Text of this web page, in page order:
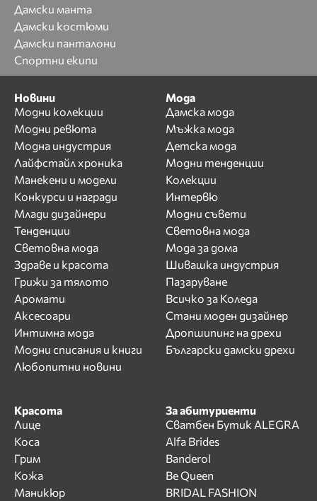
Дамски манта
Дамски костюми
Дамски панталони
Спортни екипи
Новини
Модни колекции
Модни ревюта
Модна индустрия
Лайфстайл хроника
Манекени и модели
Конкурси и награди
Млади дизайнери
Тенденции
Световна мода
Здраве и красота
Грижи за тялото
Аромати
Аксесоари
Интимна мода
Модни списания и книги
Любопитни новини
Мода
Дамска мода
Мъжка мода
Детска мода
Модни тенденции
Колекции
Интервю
Модни съвети
Световна мода
Мода за дома
Шивашка индустрия
Пазаруване
Всичко за Коледа
Стани моден дизайнер
Дропшипинг на дрехи
Български дамски дрехи
Красота
Лице
Коса
Грим
Кожа
Маникюр
За абитуриенти
Сватбен Бутик ALEGRA
Alfa Brides
Banderol
Be Queen
BRIDAL FASHION